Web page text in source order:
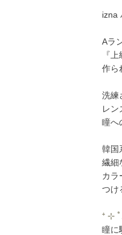
izna
Aラ
『
作ら
洗練
レン
瞳へ
韓国
繊細
カラ
つけ
⁺ ⊹
瞳に